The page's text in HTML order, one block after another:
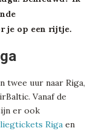
je op een rijtje.
twee uur naar Riga,
Vanaf de
er ook
Riga en